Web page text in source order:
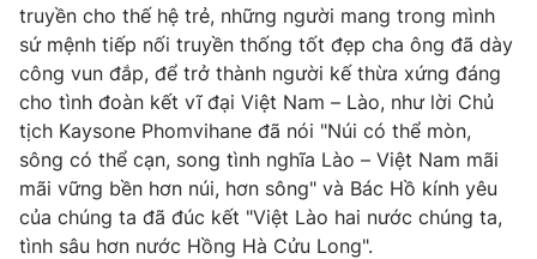
Cơ quan báo chí: Thời báo VTV
Giấy phép hoạt động báo in và báo điện tử số 483/GP-BTTTT
cấp ngày 29/12/2023
Tổng Biên tập:Vũ Thanh Thủy
Phó Tổng Biên tập:
Nguyễn Thị Mỹ Hạnh, Phạm Quốc Thắng,
Nguyễn Trọng Ninh
Tổng đài VTV:
024.38 355 931 - 024.38 355 932
Ðiện thoại Thời báo VTV:024.66 897 897
truyền cho thế hệ trẻ, những người mang trong mình
sứ mệnh tiếp nối truyền thống tốt đẹp cha ông đã dày
công vun đắp, để trở thành người kế thừa xứng đáng
cho tình đoàn kết vĩ đại Việt Nam – Lào, như lời Chủ
tịch Kaysone Phomvihane đã nói "Núi có thể mòn,
sông có thể cạn, song tình nghĩa Lào – Việt Nam mãi
mãi vững bền hơn núi, hơn sông" và Bác Hồ kính yêu
của chúng ta đã đúc kết "Việt Lào hai nước chúng ta,
tình sâu hơn nước Hồng Hà Cửu Long".